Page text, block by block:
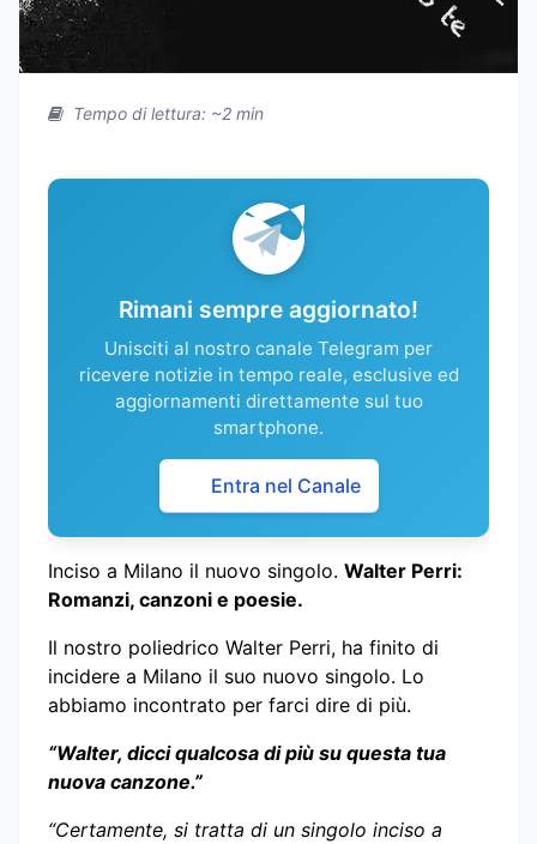
Tempo di lettura: ~2 min
Rimani sempre aggiornato!
Unisciti al nostro canale Telegram per
ricevere notizie in tempo reale, esclusive ed
aggiornamenti direttamente sul tuo
smartphone.
Entra nel Canale
Inciso a Milano il nuovo singolo. Walter Perri:
Romanzi, canzoni e poesie.
Il nostro poliedrico Walter Perri, ha finito di
incidere a Milano il suo nuovo singolo. Lo
abbiamo incontrato per farci dire di più.
“Walter, dicci qualcosa di più su questa tua
nuova canzone.”
“Certamente, si tratta di un singolo inciso a